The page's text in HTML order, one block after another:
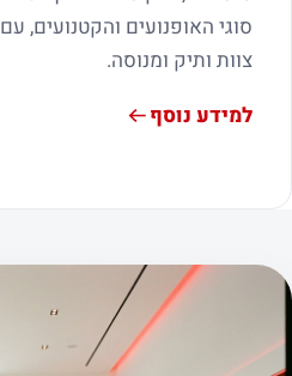
סוגי האופנועים והקטנועים, עם
צוות ותיק ומנוסה.
למידע נוסף